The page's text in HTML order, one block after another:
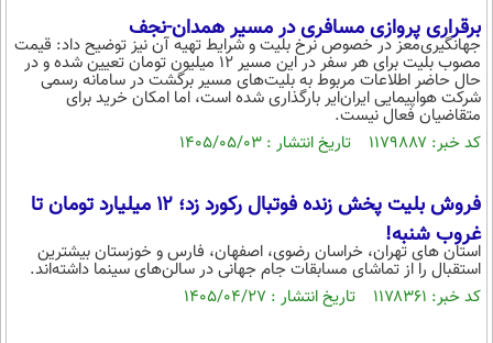
سواد زندگی
سیاسی
اقتصادی
خودرو
جامعه
اجتماعی
سلامت
ورزشی
سیاست خارجی
فرهنگ و هنر
علم و دانش
برقراری پروازی مسافری در مسیر همدان-نجف
جهانگیری‌معز در خصوص نرخ بلیت و شرایط تهیه آن نیز توضیح داد: قیمت
مصوب بلیت برای هر سفر در این مسیر ۱۲ میلیون تومان تعیین شده و در
حال حاضر اطلاعات مربوط به بلیت‌های مسیر برگشت در سامانه رسمی
شرکت هواپیمایی ایران‌ایر بارگذاری شده است، اما امکان خرید برای
متقاضیان فعال نیست.
کد خبر: ۱۱۷۹۸۸۷ تاریخ انتشار : ۱۴۰۵/۰۵/۰۳
فروش بلیت پخش زنده فوتبال رکورد زد؛ ۱۲ میلیارد تومان تا
غروب شنبه!
استان های تهران، خراسان رضوی، اصفهان، فارس و خوزستان بیشترین
استقبال را از تماشای مسابقات جام جهانی در سالن‌های سینما داشته‌اند.
کد خبر: ۱۱۷۸۳۶۱ تاریخ انتشار : ۱۴۰۵/۰۴/۲۷